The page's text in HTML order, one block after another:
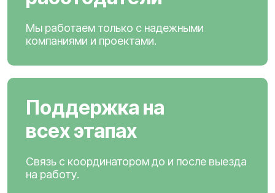
Мы работаем только с надежными
компаниями и проектами.
Поддержка на
всех этапах
Связь с координатором до и после выезда
на работу.